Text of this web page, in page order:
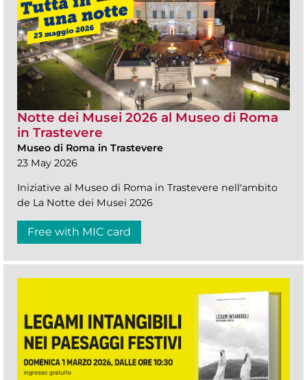
Notte dei Musei 2026 al Museo di Roma
in Trastevere
Museo di Roma in Trastevere
23 May 2026
Iniziative al Museo di Roma in Trastevere nell'ambito
de La Notte dei Musei 2026
Free with MIC card